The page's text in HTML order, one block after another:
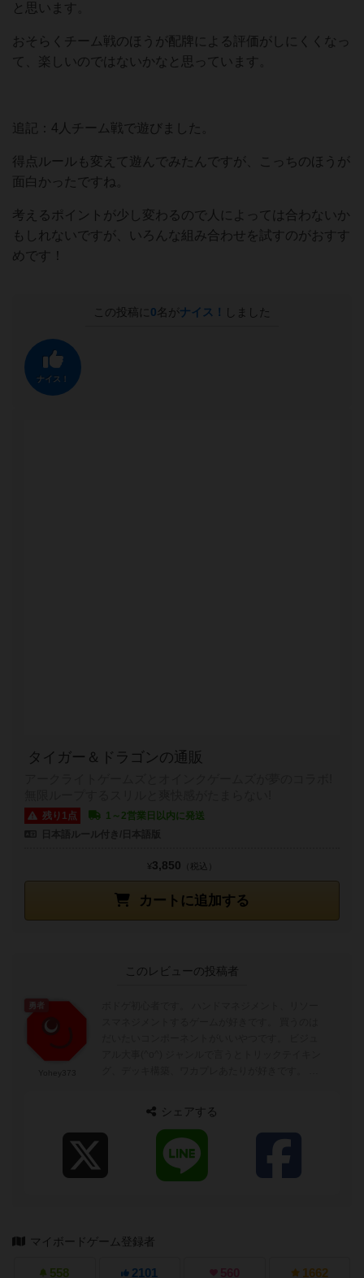
と思います。
おそらくチーム戦のほうが配牌による評価がしにくくなっ
て、楽しいのではないかなと思っています。
追記：4人チーム戦で遊びました。
得点ルールも変えて遊んでみたんですが、こっちのほうが
面白かったですね。
考えるポイントが少し変わるので人によっては合わないか
もしれないですが、いろんな組み合わせを試すのがおすす
めです！
この投稿に 0名がナイス！ しました
ナイス！
タイガー＆ドラゴンの通販
残り1点
1～2営業日以内に発送
カートに追加する
¥3,850 （税込）
このレビューの投稿者
勇者
シェアする
マイボードゲーム登録者
558 2101 560 1662